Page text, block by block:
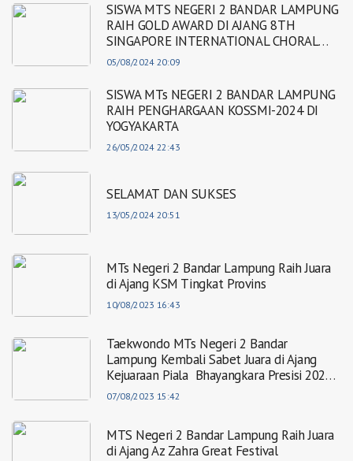
SISWA MTS NEGERI 2 BANDAR LAMPUNG
RAIH GOLD AWARD DI AJANG 8TH
SINGAPORE INTERNATIONAL CHORAL
FESTIVAL (SICF)
05/08/2024 20:09
SISWA MTs NEGERI 2 BANDAR LAMPUNG
RAIH PENGHARGAAN KOSSMI-2024 DI
YOGYAKARTA
26/05/2024 22:43
SELAMAT DAN SUKSES
13/05/2024 20:51
MTs Negeri 2 Bandar Lampung Raih Juara
di Ajang KSM Tingkat Provins
10/08/2023 16:43
Taekwondo MTs Negeri 2 Bandar
Lampung Kembali Sabet Juara di Ajang
Kejuaraan Piala Bhayangkara Presisi 2023
di Yogyakarta
07/08/2023 15:42
MTS Negeri 2 Bandar Lampung Raih Juara
di Ajang Az Zahra Great Festival